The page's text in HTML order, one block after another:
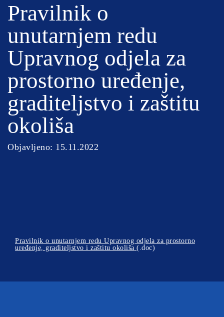
Pravilnik o
unutarnjem redu
Upravnog odjela za
prostorno uređenje,
graditeljstvo i zaštitu
okoliša
Objavljeno: 15.11.2022
Pravilnik o unutarnjem redu Upravnog odjela za prostorno
uređenje, graditeljstvo i zaštitu okoliša (.doc)